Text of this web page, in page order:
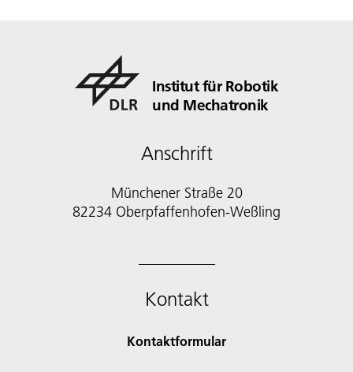
Institut für Robotik
und Mechatronik
Anschrift
Münchener Straße 20
82234 Oberpfaffenhofen-Weßling
Kontakt
Kontaktformular